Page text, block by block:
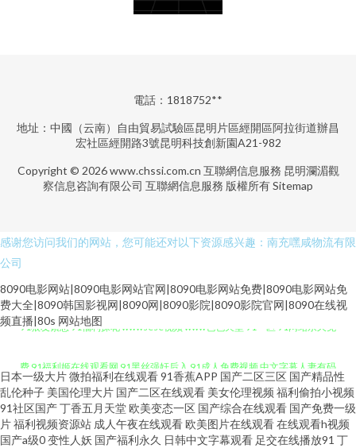
電話：1818752**
地址：中國（云南）自由貿易試驗區昆明片區經開區阿拉街道辦昌
宏社區經開路3號昆明科技創新園A21-982
Copyright © 2026www.chssi.com.cn 互聯網信息服務 昆明瀾湄觀
察信息咨詢有限公司 互聯網信息服務 版權所有Sitemap
感谢您访问我们的网站，您可能还对以下资源感兴趣：南充嘿咸物流有限
公司
8090电影网站|8090电影网站官网|8090电影网站免费|8090电影网站免
费大全|8090韩国影视网|8090网|8090影院|8090影院官网|8090在线视
频直播|80s 网站地图
91狼友紧急 91福利探花 wwwsese视频 www色色天堂 91一区 91网站永久免
在线 99久之久久中文字幕 大香蕉伊人天堂 东方AV激情 成人看片339CC 大香
蕉99伊人 国产66页专区 福利姬综合网 国产精品久久不能 国产香蕉8 黄色仓
日本一级大片微拍福利在线观看91香蕉APP 国产二区三区 国产精品性
乱伦种子 美国伦理大片 国产二区在线观看 美女伦理视频 福利偷拍小视频
91社区国产丁香五月天堂欧美变态一区 国产综合在线观看 国产免费一级
片福利视频资源站 成人午夜在线观看欧美图片在线观看在线观看h视频
国产a级0变性人妖 国产福利永久 日韩中文字幕观看 足交在线播放91 丁